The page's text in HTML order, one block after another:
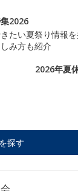
2026
たい夏祭り情報
み方も紹介
2026年夏
探す